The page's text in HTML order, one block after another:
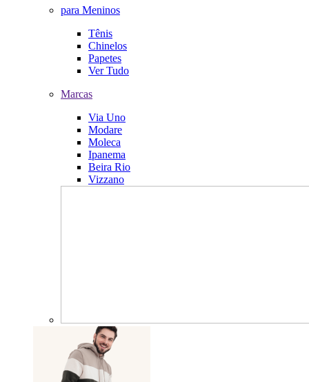
para Meninos
Tênis
Chinelos
Papetes
Ver Tudo
Marcas
Via Uno
Modare
Moleca
Ipanema
Beira Rio
Vizzano